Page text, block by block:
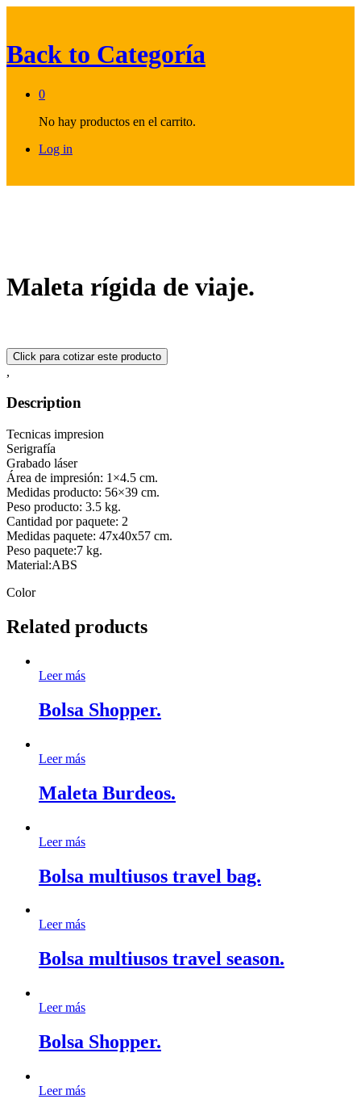
Back to Categoría
0
No hay productos en el carrito.
Log in
Maleta rígida de viaje.
,
Description
Tecnicas impresion
Serigrafía
Grabado láser
Área de impresión: 1×4.5 cm.
Medidas producto: 56×39 cm.
Peso producto: 3.5 kg.
Cantidad por paquete: 2
Medidas paquete: 47x40x57 cm.
Peso paquete:7 kg.
Material:ABS
Color
Related products
Leer más
Bolsa Shopper.
Leer más
Maleta Burdeos.
Leer más
Bolsa multiusos travel bag.
Leer más
Bolsa multiusos travel season.
Leer más
Bolsa Shopper.
Leer más